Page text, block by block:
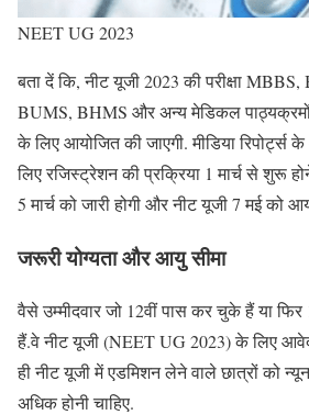
NEET UG 2023
बता दें कि, नीट यूजी 2023 की परीक्षा
BUMS, BHMS और अन्य मेडिकल
के लिए आयोजित की जाएगी. मीडिया
लिए रजिस्ट्रेशन की प्रक्रिया 1 मार्च से शुरू
5 मार्च को जारी होगी और नीट यूजी 7 मई को
जरूरी योग्यता और आयु सीमा
वैसे उम्मीदवार जो 12वीं पास कर चुके हैं या फिर
हैं.वे नीट यूजी (NEET UG 2023) के लिए
ही नीट यूजी में एडमिशन लेने वाले छात्रों को
अधिक होनी चाहिए.